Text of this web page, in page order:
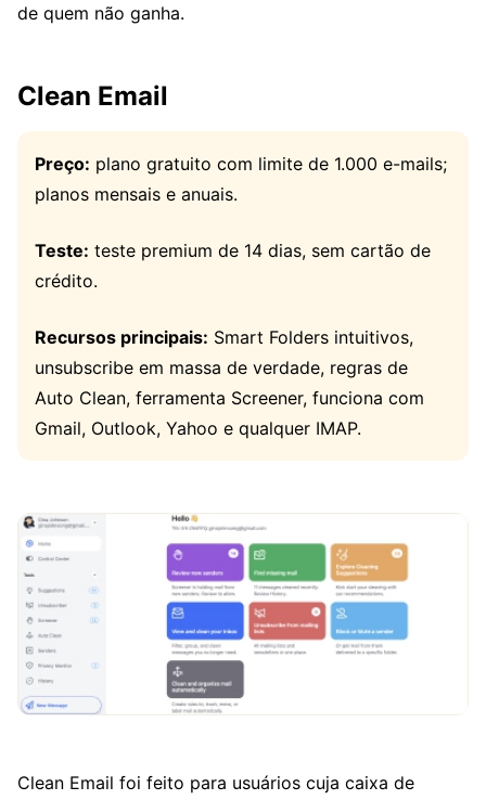
de quem não ganha.
Clean Email
Preço: plano gratuito com limite de 1.000 e-mails;
planos mensais e anuais.
Teste: teste premium de 14 dias, sem cartão de
crédito.
Recursos principais: Smart Folders intuitivos,
unsubscribe em massa de verdade, regras de
Auto Clean, ferramenta Screener, funciona com
Gmail, Outlook, Yahoo e qualquer IMAP.
Clean Email foi feito para usuários cuja caixa de